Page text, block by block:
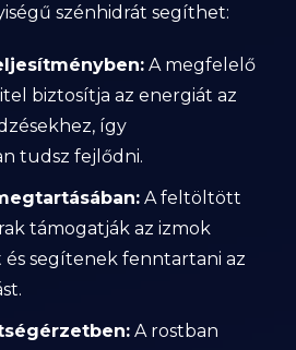
szénhidrát segíthet:
A megfelelő
biztosítja az energiát az
így
tudsz fejlődni.
A feltöltött
támogatják az izmok
és segítenek fenntartani az
A rostban